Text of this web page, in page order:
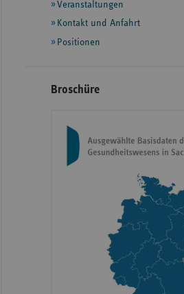
InformationenVeranstaltungen
Kontakt und Anfahrt
Positionen
Broschüre